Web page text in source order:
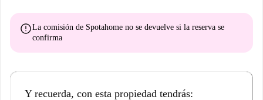
errorLa comisión de Spotahome no se devuelve si la reserva se
confirma
Y recuerda, con esta propiedad tendrás: